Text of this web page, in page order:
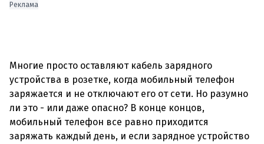
Реклама
Многие просто оставляют кабель зарядного
устройства в розетке, когда мобильный телефон
заряжается и не отключают его от сети. Но разумно
ли это - или даже опасно? В конце концов,
мобильный телефон все равно приходится
заряжать каждый день, и если зарядное устройство